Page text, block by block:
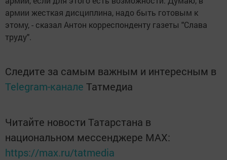
армии жесткая дисциплина, надо быть готовым к
этому, - сказал Антон корреспонденту газеты "Слава
труду".
Следите за самым важным и интересным в
Telegram-канале Татмедиа
Читайте новости Татарстана в
национальном мессенджере MАХ:
https://max.ru/tatmedia